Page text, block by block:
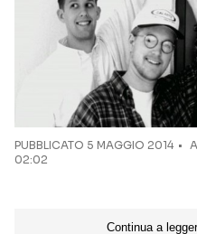
PUBBLICATO 5 MAGGIO 2014
02:02